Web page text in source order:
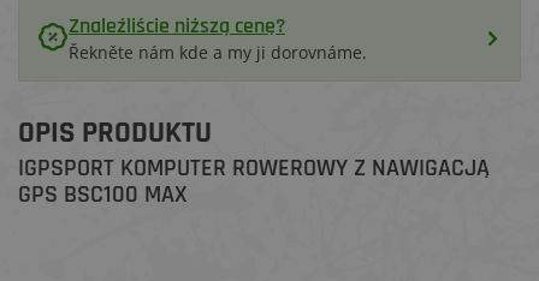
Znaleźliście niższą cenę?
Řekněte nám kde a my ji dorovnáme.
OPIS PRODUKTU
IGPSPORT KOMPUTER ROWEROWY Z NAWIGACJĄ
GPS BSC100 MAX